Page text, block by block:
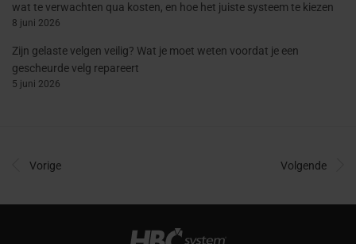
wat te verwachten qua kosten, en hoe het juiste systeem te kiezen
8 juni 2026
Zijn gelaste velgen veilig? Wat je moet weten voordat je een
gescheurde velg repareert
5 juni 2026
Vorige Volgende